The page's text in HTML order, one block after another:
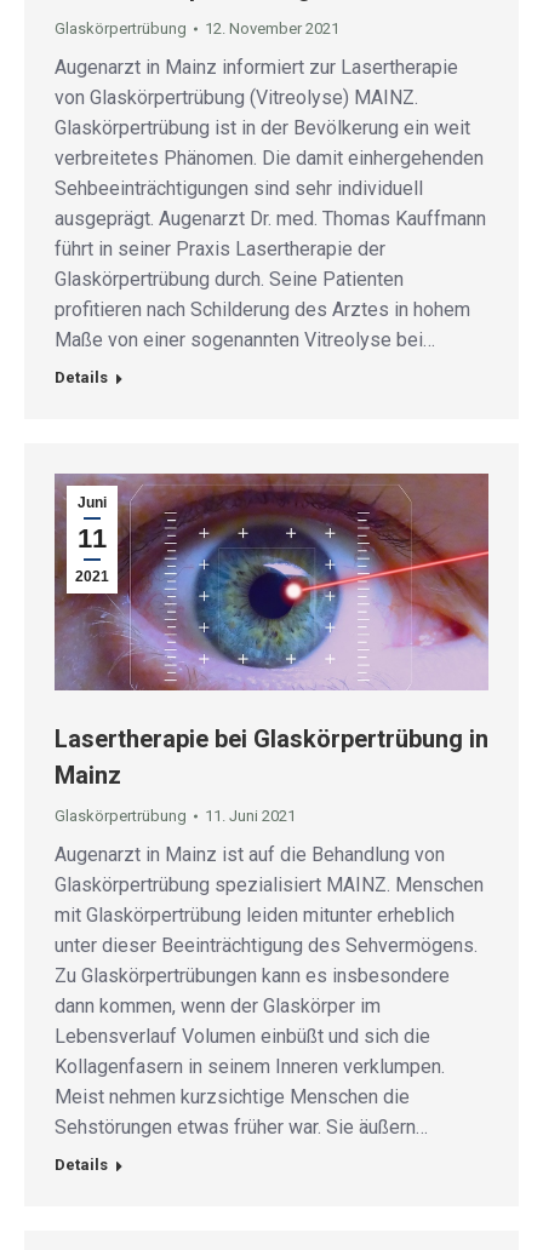
Glaskörpertrübung 12. November 2021
Augenarzt in Mainz informiert zur Lasertherapie
von Glaskörpertrübung (Vitreolyse) MAINZ.
Glaskörpertrübung ist in der Bevölkerung ein weit
verbreitetes Phänomen. Die damit einhergehenden
Sehbeeinträchtigungen sind sehr individuell
ausgeprägt. Augenarzt Dr. med. Thomas Kauffmann
führt in seiner Praxis Lasertherapie der
Glaskörpertrübung durch. Seine Patienten
profitieren nach Schilderung des Arztes in hohem
Maße von einer sogenannten Vitreolyse bei…
Details
Juni
11
2021
Lasertherapie bei Glaskörpertrübung in
Mainz
Glaskörpertrübung 11. Juni 2021
Augenarzt in Mainz ist auf die Behandlung von
Glaskörpertrübung spezialisiert MAINZ. Menschen
mit Glaskörpertrübung leiden mitunter erheblich
unter dieser Beeinträchtigung des Sehvermögens.
Zu Glaskörpertrübungen kann es insbesondere
dann kommen, wenn der Glaskörper im
Lebensverlauf Volumen einbüßt und sich die
Kollagenfasern in seinem Inneren verklumpen.
Meist nehmen kurzsichtige Menschen die
Sehstörungen etwas früher war. Sie äußern…
Details